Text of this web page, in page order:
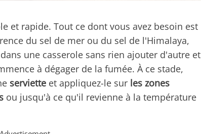
et rapide. Tout ce dont vous avez besoin est
du sel de mer ou du sel de l'Himalaya,
une casserole sans rien ajouter d'autre et
à dégager de la fumée. À ce stade,
serviette et appliquez-le sur les zones
ou jusqu'à ce qu'il revienne à la température